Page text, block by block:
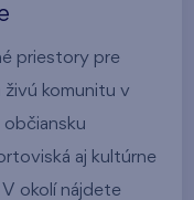
priestory pre
komunitu v
aj kultúrne
okolí nájdete